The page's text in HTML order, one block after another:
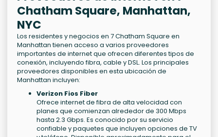
Chatham Square, Manhattan,
NYC
Los residentes y negocios en 7 Chatham Square en
Manhattan tienen acceso a varios proveedores
importantes de internet que ofrecen diferentes tipos de
conexión, incluyendo fibra, cable y DSL. Los principales
proveedores disponibles en esta ubicación de
Manhattan incluyen:
Verizon Fios Fiber
Ofrece internet de fibra de alta velocidad con
planes que comienzan alrededor de 300 Mbps
hasta 2.3 Gbps. Es conocido por su servicio
confiable y paquetes que incluyen opciones de TV